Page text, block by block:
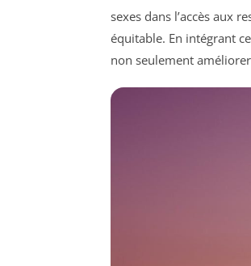
sexes dans l’accès aux
équitable. En intégrant
non seulement